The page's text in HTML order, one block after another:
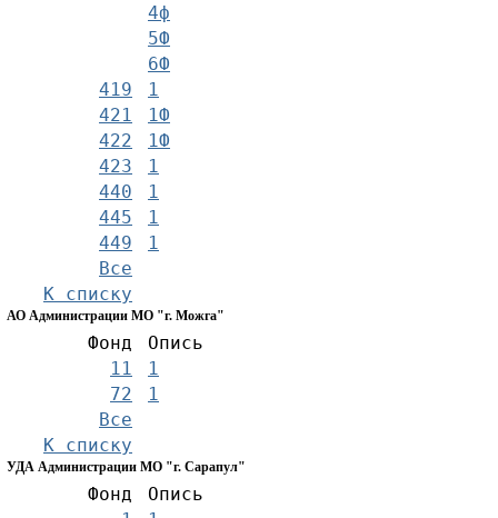
4ф
5Ф
6Ф
419
1
421
1Ф
422
1Ф
423
1
440
1
445
1
449
1
Все
К списку
АО Администрации МО "г. Можга"
Фонд
Опись
11
1
72
1
Все
К списку
УДА Администрации МО "г. Сарапул"
Фонд
Опись